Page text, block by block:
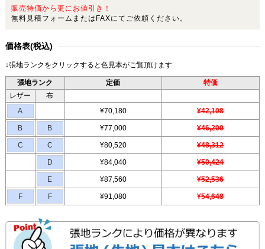
販売特価から更にお値引き！
無料見積フォームまたはFAXにてご依頼ください。
価格表(税込)
↓張地ランクをクリックすると色見本がご覧頂けます
張地ランク 定価
特価
レザー
布
A
¥70,180 ¥42,108
B B ¥77,000 ¥46,200
C C ¥80,520 ¥48,312
D ¥84,040 ¥50,424
E ¥87,560 ¥52,536
F F ¥91,080 ¥54,648